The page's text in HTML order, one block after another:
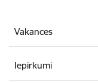
Vakances
Iepirkumi